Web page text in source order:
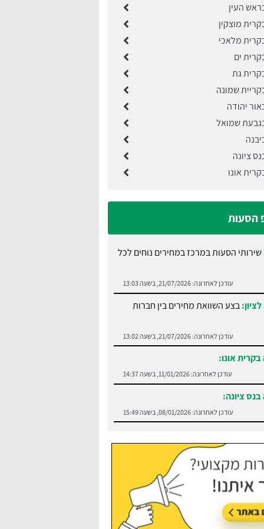
העין
מוצקין
מלאכי
ים
גת
שמונה
יהודה
שמואל
ציונה
אונו
הסעות
שירותי הסעות במרכז במחירים נוחים לכל
עודכן לאחרונה:21/07/2026, בשעה 13:03
בצע השוואת מחירים בין חברות
עודכן לאחרונה:21/07/2026, בשעה 13:02
אונו:
עודכן לאחרונה:11/01/2026, בשעה 14:37
ציונה:
עודכן לאחרונה:08/01/2026, בשעה 15:49
עודכן לאחרונה: 21/07/2026, בשעה 13:05